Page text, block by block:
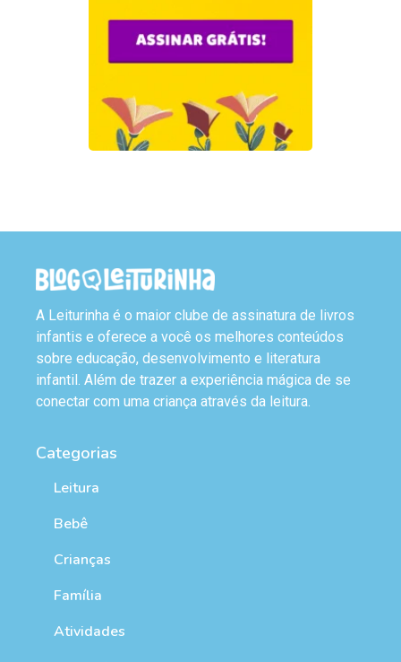
A Leiturinha é o maior clube de assinatura de livros
infantis e oferece a você os melhores conteúdos
sobre educação, desenvolvimento e literatura
infantil. Além de trazer a experiência mágica de se
conectar com uma criança através da leitura.
Categorias
Leitura
Bebê
Crianças
Família
Atividades